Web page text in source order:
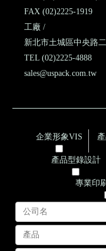
FAX (02)2225-1919
工廠 /
新北市土城區中央路
TEL (02)2225-4888
sales@uspack.com.tw
企業形象VIS
產品型錄設計
專業印